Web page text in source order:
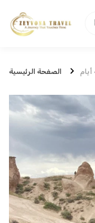
الصفحة الرئيسية